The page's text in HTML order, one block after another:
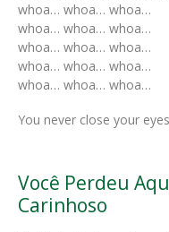
whoa… whoa… whoa…
whoa… whoa… whoa…
whoa… whoa… whoa…
whoa… whoa… whoa…
whoa… whoa… whoa…
You never close your
Você Perdeu
Carinhoso